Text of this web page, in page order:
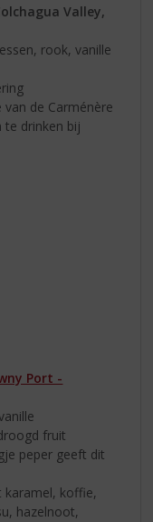
Valley,
rook, vanille
de Carménère
drinken bij
Port -
fruit
peper geeft dit
karamel, koffie,
hazelnoot,